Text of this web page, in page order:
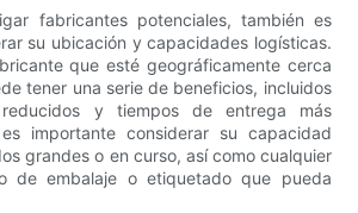
fabricantes potenciales, también es
su ubicación y capacidades logísticas.
que esté geográficamente cerca
tener una serie de beneficios, incluidos
y tiempos de entrega más
importante considerar su capacidad
grandes o en curso, así como cualquier
de embalaje o etiquetado que pueda